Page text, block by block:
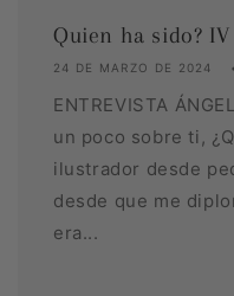
Quien ha sido? IV
24 DE MARZO DE 2024
ENTREVISTA
un poco sobre ti,
ilustrador desde
desde que me
era...